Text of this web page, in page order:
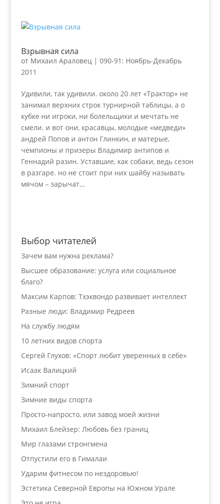
Взрывная сила
от Михаил Араловец| 090-91: Ноябрь-Декабрь
2011
Удивили, так удивили. около 20 лет «Трактор» не
занимал верхних строк турнирной таблицы, а о
кубке ни игроки, ни болельщики и мечтать не
смели. и вот они, красавцы, молодые «медведи»
андрей Попов и антон Глинкин, и матерые,
чемпионы и призеры Владимир антипов и
Геннадий разин. Уставшие, как собаки, ведь сезон
в разгаре. но не стоит при них шайбу называть
мячом – зарычат…
Выбор читателей
Зачем вам нужна реклама?
Высшее образование: услуга или социальное
благо?
Максим Карпов: Тхэквондо развивает интеллект
Разные люди: Владимир Редреев
На службу людям
10 летних видов спорта
Сергей Глухов: «Спорт любит уверенных в себе»
Исаак Валицкий
Зимний спорт
Зимние виды спорта
Просто-напросто, или завод моей жизни
Михаил Блейзер: Любовь без границ
Мир глазами стронгмена
Отпустили его в Гималаи
Ударим фитнесом по нездоровью!
Эстетика Северной Европы на Южном Урале